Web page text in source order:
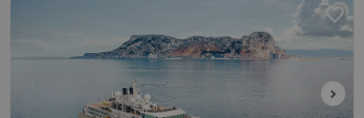
favorite
chevron_right